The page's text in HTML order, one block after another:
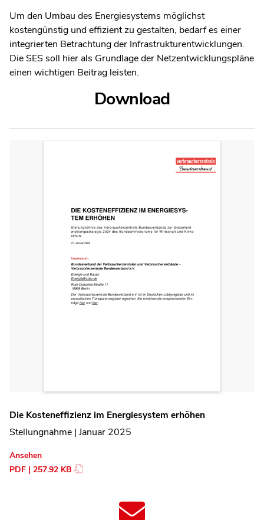
Um den Umbau des Energiesystems möglichst
kostengünstig und effizient zu gestalten, bedarf es einer
integrierten Betrachtung der Infrastrukturentwicklungen.
Die SES soll hier als Grundlage der Netzentwicklungspläne
einen wichtigen Beitrag leisten.
Download
Die Kosteneffizienz im Energiesystem erhöhen
Stellungnahme | Januar 2025
Ansehen
PDF | 257.92 KB